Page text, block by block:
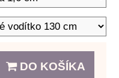
DO KOŠÍKA